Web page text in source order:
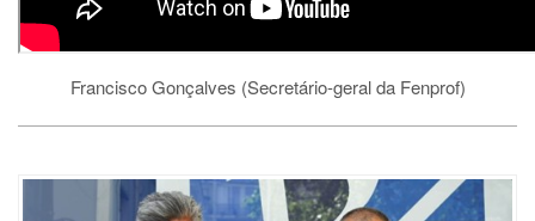
Francisco Gonçalves (Secretário-geral da Fenprof)